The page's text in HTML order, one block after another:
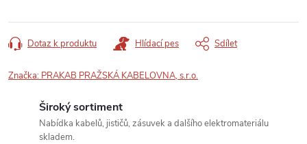
Dotaz k produktu Hlídací pes Sdílet
Značka: PRAKAB PRAŽSKÁ KABELOVNA, s.r.o.
Široký sortiment
Nabídka kabelů, jističů, zásuvek a dalšího elektromateriálu
skladem.